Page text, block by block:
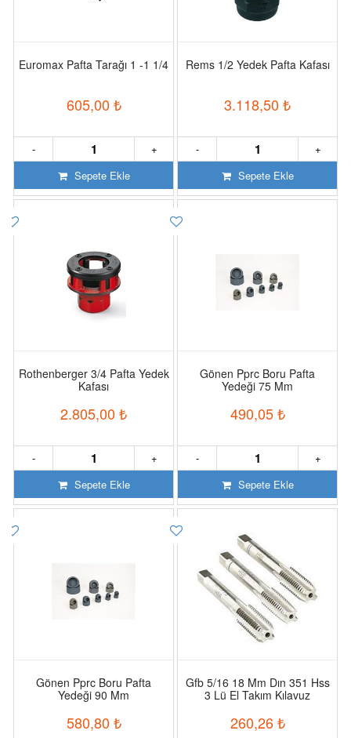
Euromax Pafta Tarağı 1 -1 1/4
605,00 ₺
+
-
Sepete Ekle
Rems 1/2 Yedek Pafta Kafası
3.118,50 ₺
+
-
Sepete Ekle
Rothenberger 3/4 Pafta Yedek
Kafası
2.805,00 ₺
+
-
Sepete Ekle
Gönen Pprc Boru Pafta
Yedeği 75 Mm
490,05₺
+
-
Sepete Ekle
Gönen Pprc Boru Pafta
Yedeği 90 Mm
580,80 ₺
Gfb 5/16 18 Mm Dın 351 Hss
3 Lü El Takım Kılavuz
260,26₺